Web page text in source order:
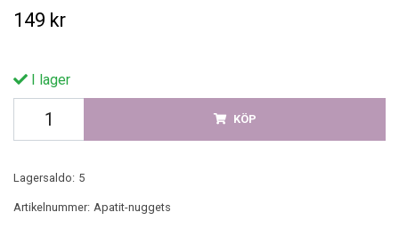
149 kr
I lager
KÖP
Lagersaldo: 5
Artikelnummer: Apatit-nuggets